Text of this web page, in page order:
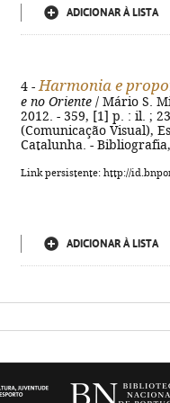
ADICIONAR À LISTA
4 - Harmonia e
e no Oriente / Mário S.
2012. - 359, [1] p. : il. ;
(Comunicação Visual),
Catalunha. - Bibliografia,
Link persistente: http://
ADICIONAR À LISTA